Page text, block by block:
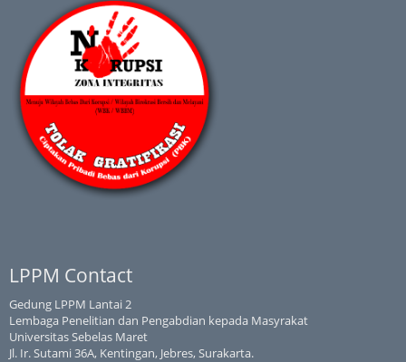
LPPM Contact
Gedung LPPM Lantai 2
Lembaga Penelitian dan Pengabdian kepada Masyrakat
Universitas Sebelas Maret
Jl. Ir. Sutami 36A, Kentingan, Jebres, Surakarta.